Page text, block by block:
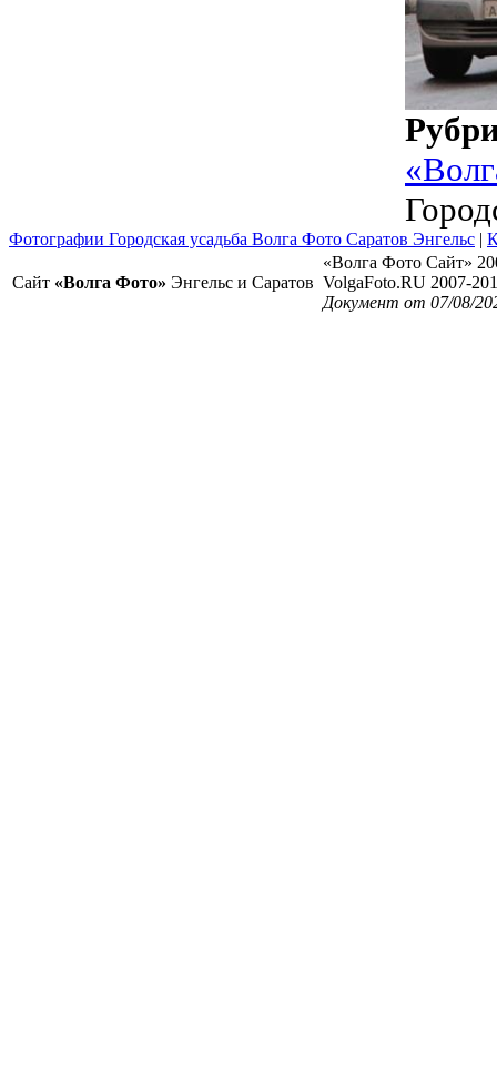
Фотографии Городская усадьба Волга Фото Саратов Энгельс |
Сайт «Волга Фото» Энгельс и Саратов
«Волга Фото Сайт»
VolgaFoto.RU 2007-
Документ от 07/08/